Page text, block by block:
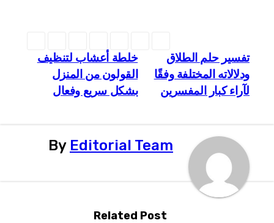
المقالات
خلطة أعشاب لتنظيف
القولون من المنزل
بشكل سريع وفعال
تفسير حلم الطلاق
ودلالاته المختلفة وفقًا
لآراء كبار المفسرين
ByEditorial Team
Related Post